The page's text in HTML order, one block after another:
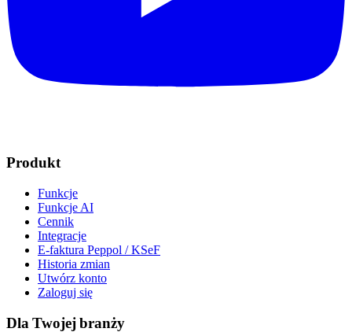
Produkt
Funkcje
Funkcje AI
Cennik
Integracje
E-faktura Peppol / KSeF
Historia zmian
Utwórz konto
Zaloguj się
Dla Twojej branży